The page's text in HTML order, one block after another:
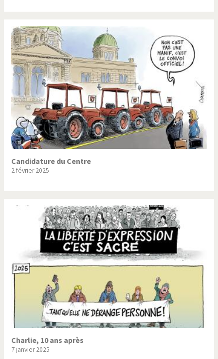
Candidature du Centre
2 février 2025
Charlie, 10 ans après
7 janvier 2025